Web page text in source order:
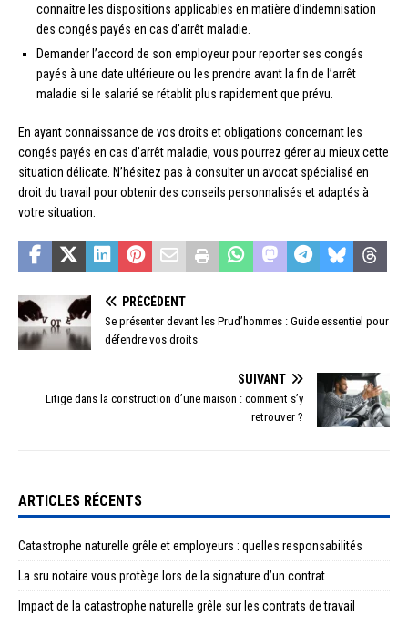
connaître les dispositions applicables en matière d’indemnisation
des congés payés en cas d’arrêt maladie.
Demander l’accord de son employeur pour reporter ses congés
payés à une date ultérieure ou les prendre avant la fin de l’arrêt
maladie si le salarié se rétablit plus rapidement que prévu.
En ayant connaissance de vos droits et obligations concernant les
congés payés en cas d’arrêt maladie, vous pourrez gérer au mieux cette
situation délicate. N’hésitez pas à consulter un avocat spécialisé en
droit du travail pour obtenir des conseils personnalisés et adaptés à
votre situation.
PRÉCÉDENT
Se présenter devant les Prud’hommes : Guide essentiel pour
défendre vos droits
SUIVANT
Litige dans la construction d’une maison : comment s’y
retrouver ?
ARTICLES RÉCENTS
Catastrophe naturelle grêle et employeurs : quelles responsabilités
La sru notaire vous protège lors de la signature d’un contrat
Impact de la catastrophe naturelle grêle sur les contrats de travail